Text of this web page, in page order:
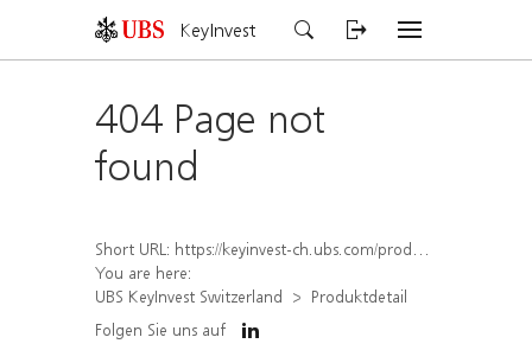
KeyInvest
404 Page not
found
Short URL: https://keyinvest-ch.ubs.com/produkt/detail/index/isin/CH1572296379
You are here:
UBS KeyInvest Switzerland
Produktdetail
Folgen Sie uns auf